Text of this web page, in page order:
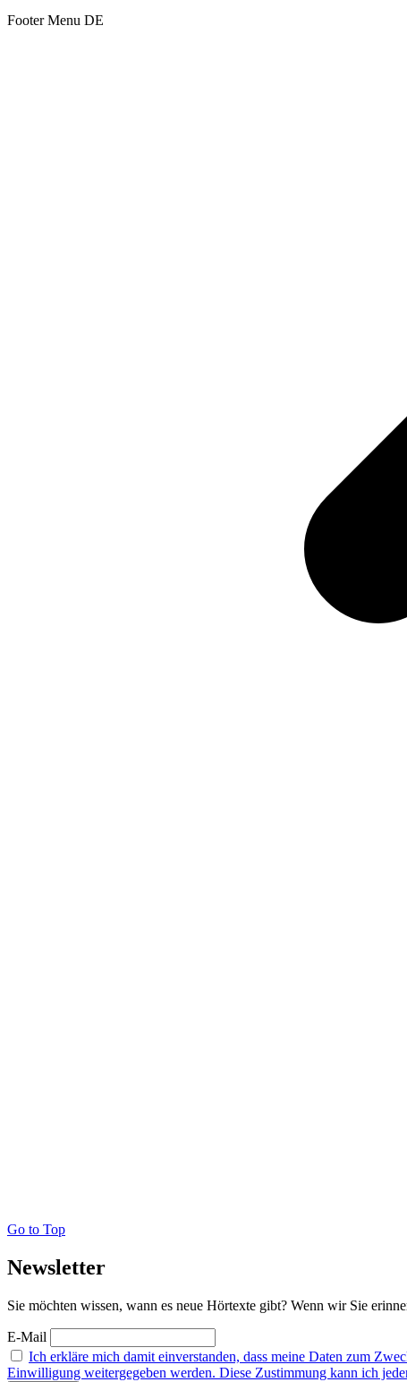
Footer Menu DE
Go to Top
Newsletter
Sie möchten wissen, wann es neue Hörtexte gibt? Wenn wir Sie
E-Mail
Ich erkläre mich damit einverstanden, dass meine Daten zum
Einwilligung weitergegeben werden. Diese Zustimmung kann ich